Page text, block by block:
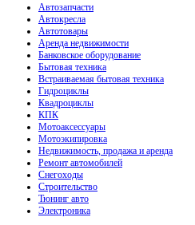
Автозапчасти
Автокресла
Автотовары
Аренда недвижимости
Банковское оборудование
Бытовая техника
Встраиваемая бытовая техника
Гидроциклы
Квадроциклы
КПК
Мотоаксессуары
Мотоэкипировка
Недвижимость, продажа и аренда
Ремонт автомобилей
Снегоходы
Строительство
Тюнинг авто
Электроника